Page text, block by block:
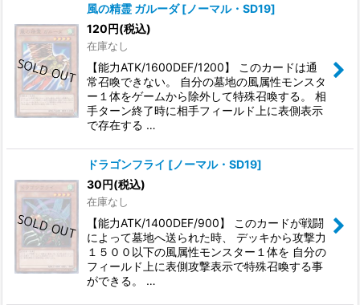
風の精霊 ガルーダ [ノーマル・SD19]
120円(税込)
在庫なし
【能力ATK/1600DEF/1200】 このカードは通
常召喚できない。 自分の墓地の風属性モンスタ
ー１体をゲームから除外して特殊召喚する。 相
手ターン終了時に相手フィールド上に表側表示
で存在する …
ドラゴンフライ [ノーマル・SD19]
30円(税込)
在庫なし
【能力ATK/1400DEF/900】 このカードが戦闘
によって墓地へ送られた時、 デッキから攻撃力
１５００以下の風属性モンスター１体を 自分の
フィールド上に表側攻撃表示で特殊召喚する事
ができる。 …